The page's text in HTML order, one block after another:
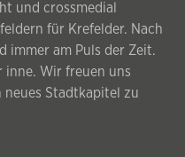
und crossmedial
für Krefelder. Nach
immer am Puls der Zeit.
inne. Wir freuen uns
neues Stadtkapitel zu